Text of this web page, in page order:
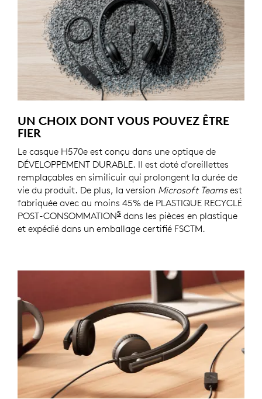
UN CHOIX DONT VOUS POUVEZ ÊTRE
FIER
Le casque H570e est conçu dans une optique de
DÉVELOPPEMENT DURABLE. Il est doté d'oreillettes
remplaçables en similicuir qui prolongent la durée de
vie du produit. De plus, la version Microsoft Teamsest
fabriquée avec au moins 45% de PLASTIQUE RECYCLÉ
POST-CONSOMMATION5 45% de matériaux recyclés
dans les pièces en plastique
et expédié dans un emballage certifié FSCTM.